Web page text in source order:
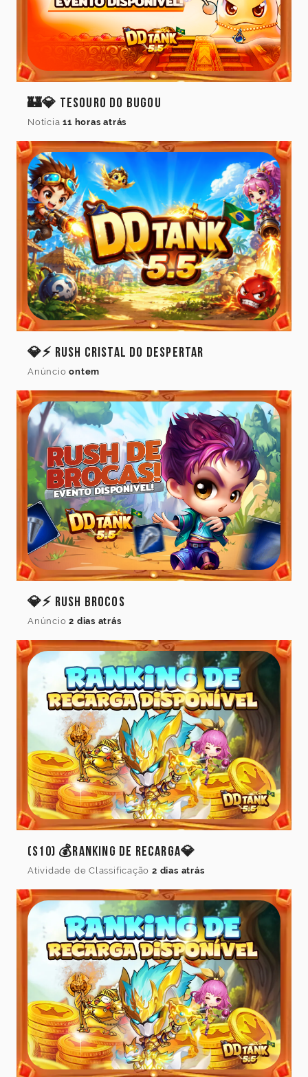
Idioma
do jogo
Idioma
Cancelar Atualizar
🏰💎 Tesouro do Bugou
Notícia 11 horas atrás
💎⚡ Rush Cristal do Despertar
Anúncio ontem
💎⚡ Rush Brocos
Anúncio 2 dias atrás
(S10) 💰Ranking de Recarga💎
Atividade de Classificação 2 dias atrás